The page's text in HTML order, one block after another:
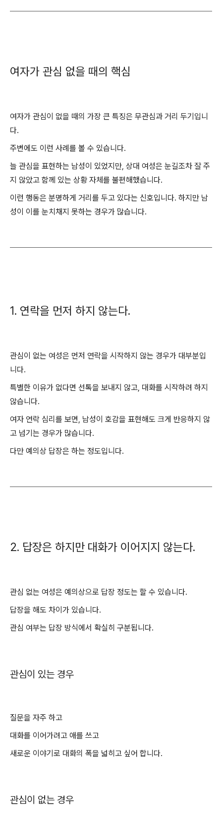
여자가 관심 없을 때의 핵심
여자가 관심이 없을 때의 가장 큰 특징은 무관심과 거리 두기입니
다.
주변에도 이런 사례를 볼 수 있습니다.
늘 관심을 표현하는 남성이 있었지만, 상대 여성은 눈길조차 잘 주
지 않았고 함께 있는 상황 자체를 불편해했습니다.
이런 행동은 분명하게 거리를 두고 있다는 신호입니다. 하지만 남
성이 이를 눈치채지 못하는 경우가 많습니다.
1. 연락을 먼저 하지 않는다.
관심이 없는 여성은 먼저 연락을 시작하지 않는 경우가 대부분입
니다.
특별한 이유가 없다면 선톡을 보내지 않고, 대화를 시작하려 하지
않습니다.
여자 연락 심리를 보면, 남성이 호감을 표현해도 크게 반응하지 않
고 넘기는 경우가 많습니다.
다만 예의상 답장은 하는 정도입니다.
2. 답장은 하지만 대화가 이어지지 않는다.
관심 없는 여성은 예의상으로 답장 정도는 할 수 있습니다.
답장을 해도 차이가 있습니다.
관심 여부는 답장 방식에서 확실히 구분됩니다.
관심이 있는 경우
질문을 자주 하고
대화를 이어가려고 애를 쓰고
새로운 이야기로 대화의 폭을 넓히고 싶어 합니다.
관심이 없는 경우